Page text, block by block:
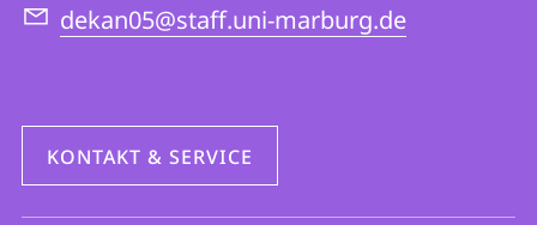
dekan05@staff.uni-marburg.de
KONTAKT & SERVICE